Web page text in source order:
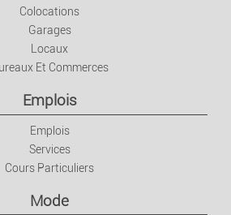
Colocations
Garages
Locaux
Et Commerces
Emplois
Emplois
Services
Cours Particuliers
Mode